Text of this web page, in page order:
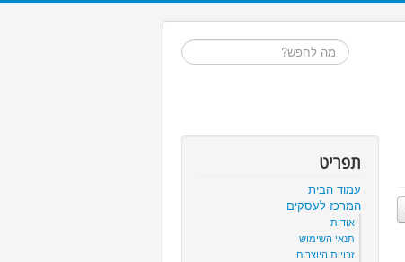
חיפוש...
תפריט
עמוד הבית
המרכז לעסקים
אודות
תנאי השימוש
זכויות היוצרים